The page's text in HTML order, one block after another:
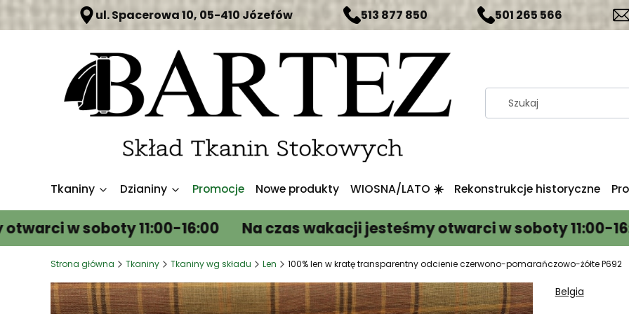
ul. Spacerowa 10, 05-410 Józefów 513 877 850 501 265 566
Tkaniny Dzianiny Promocje Nowe produkty WIOSNA/LATO ☀️ Rekonstrukcje historyczne
soboty 11:00-16:00 Na czas wakacji jesteśmy otwarci w soboty 11:00-16:00
Strona główna Tkaniny Tkaniny wg składu Len 100% len w kratę transparentny odcienie czerwono-pomarańczowo-żółte P692
Belgia